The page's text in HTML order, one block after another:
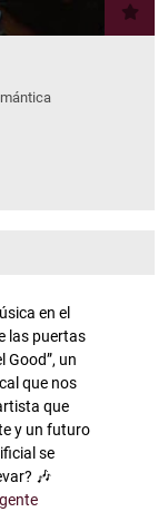
en el
las puertas
Good”, un
que nos
que
y un futuro
se
🎶